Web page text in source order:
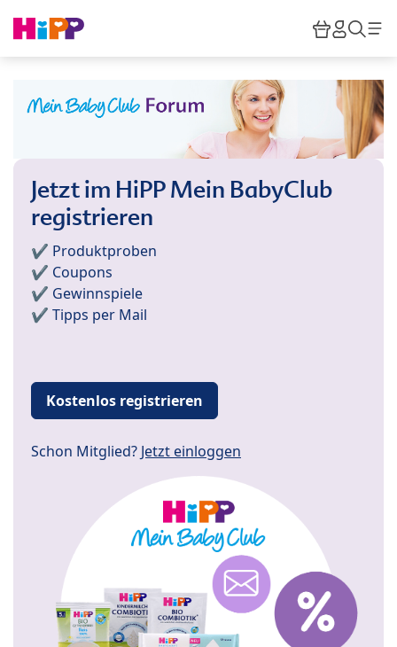
HiPP
Jetzt im HiPP Mein BabyClub
registrieren
✔️ Produktproben
✔️ Coupons
✔️ Gewinnspiele
✔️ Tipps per Mail
Kostenlos registrieren
Schon Mitglied? Jetzt einloggen